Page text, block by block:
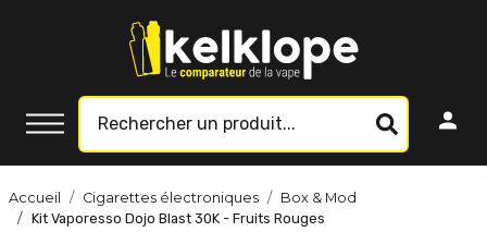
Accueil Cigarettes électroniques
Box & Mod
Kit Vaporesso Dojo Blast 30K - Fruits Rouges